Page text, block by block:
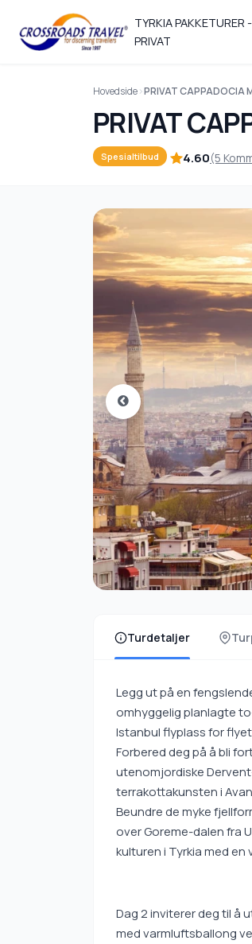
TYRKIA PAKKETURER -
PRIVAT
Hovedside PRIVAT CAPPADOCIA
PRIVAT
Spesialtilbud 4.60(5
Turdetaljer
Legg ut på en
omhyggelig planlagte
Istanbul flyplass for
Forbered deg på å bli
utenomjordiske
terrakottakunsten i
Beundre de myke
over Goreme-dalen fra
kulturen i Tyrkia med
Dag 2 inviterer deg til å
med varmluftsballong